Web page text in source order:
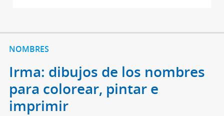
NOMBRES
Irma: dibujos de los nombres
para colorear, pintar e
imprimir